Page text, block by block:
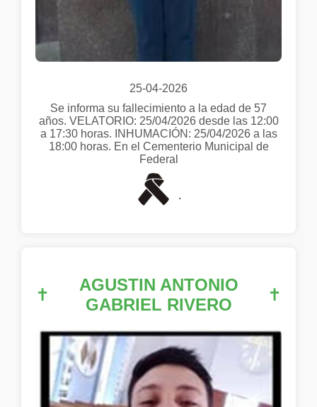
25-04-2026
Se informa su fallecimiento a la edad de 57
años. VELATORIO: 25/04/2026 desde las 12:00
a 17:30 horas. INHUMACIÓN: 25/04/2026 a las
18:00 horas. En el Cementerio Municipal de
Federal
.
✝
AGUSTIN ANTONIO
GABRIEL RIVERO
✝